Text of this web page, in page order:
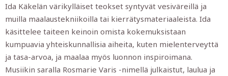
Ida Käkelän värikylläiset teokset syntyvät vesiväreillä ja
muilla maalaustekniikoilla tai kierrätysmateriaaleista. Ida
käsittelee taiteen keinoin omista kokemuksistaan
kumpuavia yhteiskunnallisia aiheita, kuten mielenterveyttä
ja tasa-arvoa, ja maalaa myös luonnon inspiroimana.
Musiikin saralla Rosmarie Varis -nimellä julkaistut, laulua ja